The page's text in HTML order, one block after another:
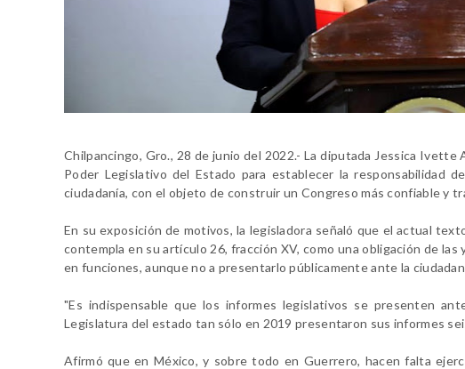
Chilpancingo, Gro., 28 de junio del 2022.- La diputada Jessica
Poder Legislativo del Estado para establecer la responsabilidad
ciudadanía, con el objeto de construir un Congreso más confiable y
En su exposición de motivos, la legisladora señaló que el actual
contempla en su artículo 26, fracción XV, como una obligación de
en funciones, aunque no a presentarlo públicamente ante la
"Es indispensable que los informes legislativos se presenten
Legislatura del estado tan sólo en 2019 presentaron sus informes
Afirmó que en México, y sobre todo en Guerrero, hacen falta